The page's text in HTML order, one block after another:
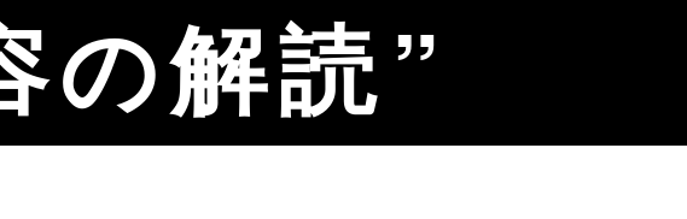
の解読